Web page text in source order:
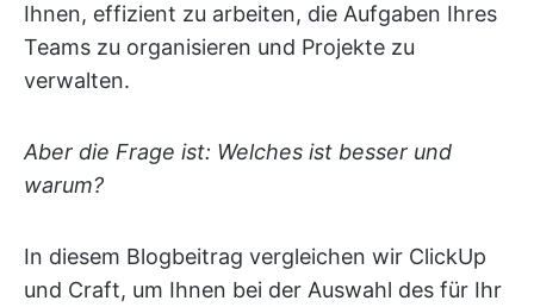
Ihnen, effizient zu arbeiten, die Aufgaben Ihres
Teams zu organisieren und Projekte zu
verwalten.
Aber die Frage ist: Welches ist besser und
warum?
In diesem Blogbeitrag vergleichen wir ClickUp
und Craft, um Ihnen bei der Auswahl des für Ihr